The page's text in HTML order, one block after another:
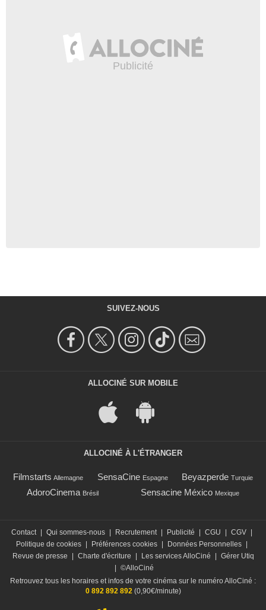
SUIVEZ-NOUS
ALLOCINÉ SUR MOBILE
ALLOCINÉ À L'ÉTRANGER
Filmstarts Allemagne SensaCine Espagne Beyazperde Turquie
AdoroCinema Brésil Sensacine México Mexique
Contact | Qui sommes-nous | Recrutement | Publicité | CGU | CGV |
Politique de cookies | Préférences cookies | Données Personnelles |
Revue de presse
| Charte d'écriture | Les services AlloCiné | Gérer Utiq
| ©AlloCiné
Retrouvez tous les horaires et infos de votre cinéma sur le numéro AlloCiné :
0 892 892 892 (0,90€/minute)